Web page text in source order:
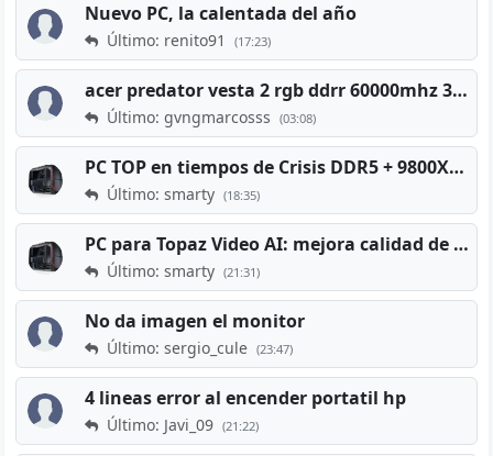
Nuevo PC, la calentada del año
Último: renito91 (17:23)
acer predator vesta 2 rgb ddrr 60000mhz 32gb x2 16gb
Último: gvngmarcosss (03:08)
PC TOP en tiempos de Crisis DDR5 + 9800X3D + RTX 5080 [2026][2400€]
Último: smarty (18:35)
PC para Topaz Video AI: mejora calidad de vídeos viejos
Último: smarty (21:31)
No da imagen el monitor
Último: sergio_cule (23:47)
4 lineas error al encender portatil hp
Último: Javi_09 (21:22)